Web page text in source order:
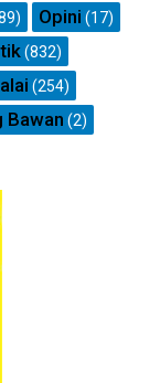
Opini (17)
(832)
(254)
Bawan (2)